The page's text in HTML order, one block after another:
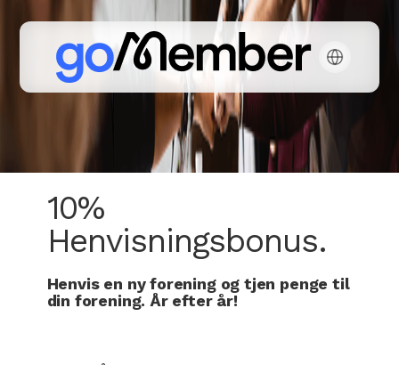
10%
Henvisningsbonus.
Henvis en ny forening og tjen penge til
din forening. År efter år!